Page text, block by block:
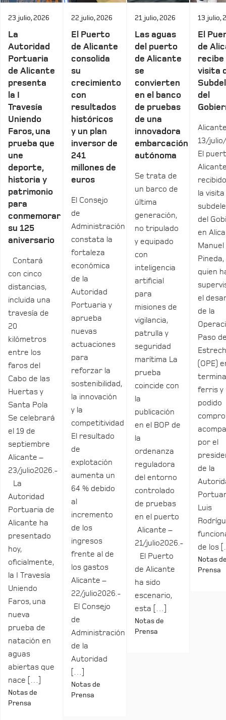
23 julio, 2026
La
Autoridad
Portuaria
de Alicante
presenta
la I
Travesía
Uniendo
Faros, una
prueba que
une
deporte,
historia y
patrimonio
para
conmemorar
su 125
aniversario
Contará
con cinco
distancias,
incluida una
travesía de
20
kilómetros
entre los
faros del
Cabo de las
Huertas y
Santa Pola
Se celebrará
el 19 de
septiembre
Alicante –
23/julio2026.-
La
Autoridad
Portuaria de
Alicante ha
presentado
hoy,
oficialmente,
la I Travesía
Uniendo
Faros, una
nueva
prueba de
natación en
aguas
abiertas que
nace […]
Notas de
Prensa
22 julio, 2026
El Puerto
de Alicante
consolida
su
crecimiento
con
resultados
históricos
y un plan
inversor de
241
millones de
euros
El Consejo
de
Administración
constata la
fortaleza
económica
de la
Autoridad
Portuaria y
aprueba
nuevas
actuaciones
para
reforzar la
sostenibilidad,
la innovación
y la
competitividad
El resultado
de
explotación
aumenta un
64 % debido
al
incremento
de los
ingresos
frente al de
los gastos
Alicante –
22/julio2026.-
El Consejo
de
Administración
de la
Autoridad
Notas de
Prensa
21 julio, 2026
Las aguas
del puerto
de Alicante
se
convierten
en el banco
de pruebas
de una
innovadora
embarcación
autónoma
Se trata de
un barco de
última
generación,
no tripulado
y equipado
con
inteligencia
artificial
para
misiones de
vigilancia,
patrulla y
seguridad
marítima La
prueba
coincide con
la
publicación
en el BOP de
la
ordenanza
reguladora
del entorno
controlado
de pruebas
en el puerto
Alicante –
21/julio2026.-
El Puerto
de Alicante
ha sido
escenario,
esta […]
Notas de
Prensa
13 julio,
El
de
recibe
visita
del
13/
El
la
del
en
Manuel
Pineda,
quien
el
de la
Paso
(OPE)
ferris y
podido
por el
de la
Luis
de los
Notas
Prensa